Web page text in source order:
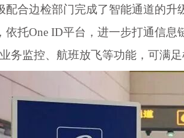
配合边检部门完成了智能通道的
依托One ID平台，进一步打通信
务监控、航班放飞等功能，可满